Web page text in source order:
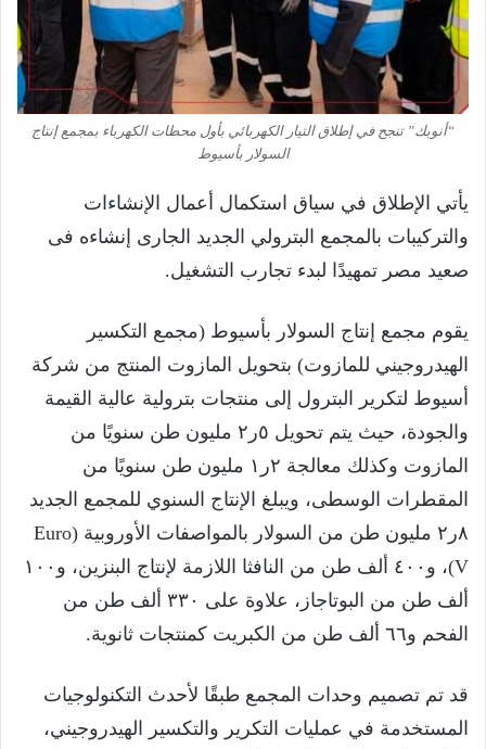
“أنوبك” تنجح في إطلاق التيار الكهربائي بأول محطات الكهرباء بمجمع إنتاج
السولار بأسيوط
يأتي الإطلاق في سياق استكمال أعمال الإنشاءات
والتركيبات بالمجمع البترولي الجديد الجارى إنشاءه فى
صعيد مصر تمهيدًا لبدء تجارب التشغيل.
يقوم مجمع إنتاج السولار بأسيوط (مجمع التكسير
الهيدروجيني للمازوت) بتحويل المازوت المنتج من شركة
أسيوط لتكرير البترول إلى منتجات بترولية عالية القيمة
والجودة، حيث يتم تحويل ٥ر٢ مليون طن سنويًا من
المازوت وكذلك معالجة ٢ر١ مليون طن سنويًا من
المقطرات الوسطى، ويبلغ الإنتاج السنوي للمجمع الجديد
٨ر٢ مليون طن من السولار بالمواصفات الأوروبية (Euro
V)، و٤٠٠ ألف طن من النافثا اللازمة لإنتاج البنزين، و١٠٠
ألف طن من البوتاجاز، علاوة على ٣٣٠ ألف طن من
الفحم و٦٦ ألف طن من الكبريت كمنتجات ثانوية.
قد تم تصميم وحدات المجمع طبقًا لأحدث التكنولوجيات
المستخدمة في عمليات التكرير والتكسير الهيدروجيني،